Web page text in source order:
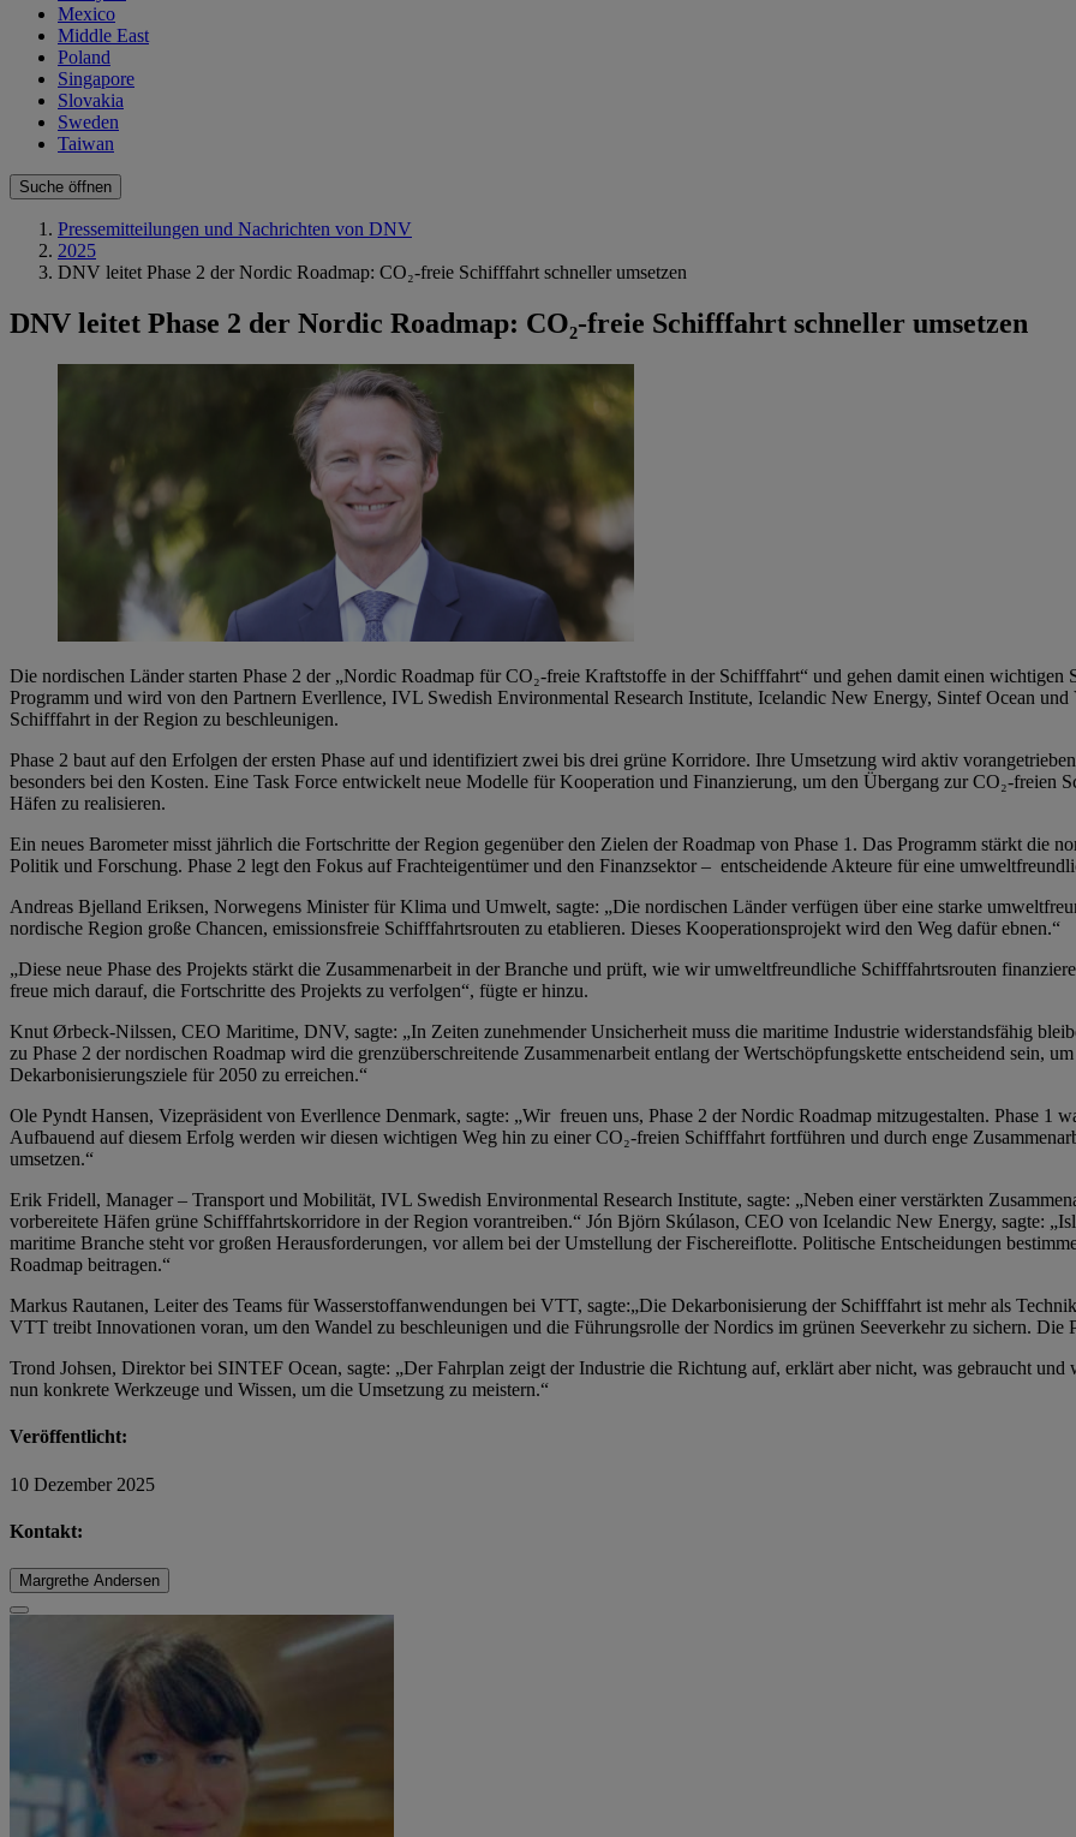
Mexico
Middle East
Poland
Singapore
Slovakia
Sweden
Taiwan
Suche öffnen
Pressemitteilungen und Nachrichten von DNV
2025
DNV leitet Phase 2 der Nordic Roadmap: CO₂-freie Schifffahrt schneller umsetzen
DNV leitet Phase 2 der Nordic Roadmap: CO₂-freie Schifffahrt schneller umsetzen
Die nordischen Länder starten Phase 2 der „Nordic Roadmap für CO₂-freie Kraftstoffe in der Schifffahrt“ und gehen damit einen
Programm und wird von den Partnern Everllence, IVL Swedish Environmental Research Institute, Icelandic New Energy, Sintef Ocean
Schifffahrt in der Region zu beschleunigen.
Phase 2 baut auf den Erfolgen der ersten Phase auf und identifiziert zwei bis drei grüne Korridore. Ihre Umsetzung wird aktiv
besonders bei den Kosten. Eine Task Force entwickelt neue Modelle für Kooperation und Finanzierung, um den Übergang zur CO₂-freien
Häfen zu realisieren.
Ein neues Barometer misst jährlich die Fortschritte der Region gegenüber den Zielen der Roadmap von Phase 1. Das Programm stärkt die
Politik und Forschung. Phase 2 legt den Fokus auf Frachteigentümer und den Finanzsektor – entscheidende Akteure für eine
Andreas Bjelland Eriksen, Norwegens Minister für Klima und Umwelt, sagte: „Die nordischen Länder verfügen über eine starke
nordische Region große Chancen, emissionsfreie Schifffahrtsrouten zu etablieren. Dieses Kooperationsprojekt wird den Weg dafür ebnen.“
„Diese neue Phase des Projekts stärkt die Zusammenarbeit in der Branche und prüft, wie wir umweltfreundliche Schifffahrtsrouten
freue mich darauf, die Fortschritte des Projekts zu verfolgen“, fügte er hinzu.
Knut Ørbeck-Nilssen, CEO Maritime, DNV, sagte: „In Zeiten zunehmender Unsicherheit muss die maritime Industrie widerstandsfähig
zu Phase 2 der nordischen Roadmap wird die grenzüberschreitende Zusammenarbeit entlang der Wertschöpfungskette entscheidend sein,
Dekarbonisierungsziele für 2050 zu erreichen.“
Ole Pyndt Hansen, Vizepräsident von Everllence Denmark, sagte: „Wir freuen uns, Phase 2 der Nordic Roadmap mitzugestalten. Phase
Aufbauend auf diesem Erfolg werden wir diesen wichtigen Weg hin zu einer CO₂-freien Schifffahrt fortführen und durch enge
umsetzen.“
Erik Fridell, Manager – Transport und Mobilität, IVL Swedish Environmental Research Institute, sagte: „Neben einer verstärkten
vorbereitete Häfen grüne Schifffahrtskorridore in der Region vorantreiben.“ Jón Björn Skúlason, CEO von Icelandic New Energy, sagte:
maritime Branche steht vor großen Herausforderungen, vor allem bei der Umstellung der Fischereiflotte. Politische Entscheidungen
Roadmap beitragen.“
Markus Rautanen, Leiter des Teams für Wasserstoffanwendungen bei VTT, sagte:„Die Dekarbonisierung der Schifffahrt ist mehr als
VTT treibt Innovationen voran, um den Wandel zu beschleunigen und die Führungsrolle der Nordics im grünen Seeverkehr zu sichern. Die
Trond Johsen, Direktor bei SINTEF Ocean, sagte: „Der Fahrplan zeigt der Industrie die Richtung auf, erklärt aber nicht, was gebraucht
nun konkrete Werkzeuge und Wissen, um die Umsetzung zu meistern.“
Veröffentlicht:
10 Dezember 2025
Kontakt:
Margrethe Andersen